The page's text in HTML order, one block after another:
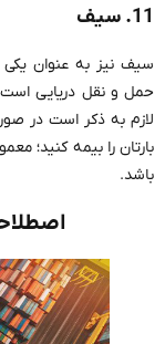
11. سیف
سیف نیز به عنوان
حمل و نقل دریایی
لازم به ذکر است در
بارتان را بیمه کنید؛
باشد.